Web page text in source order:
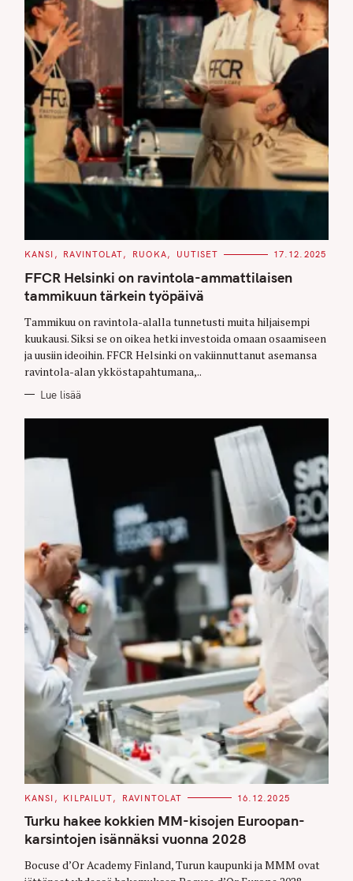
C
T
E
G
O
I
E
S
KANSI RAVINTOLAT RUOKA UUTISET 17.12.2025
FFCR Helsinki on ravintola-ammattilaisen
tammikuun tärkein työpäivä
Tammikuu on ravintola-alalla tunnetusti muita hiljaisempi
kuukausi. Siksi se on oikea hetki investoida omaan osaamiseen
ja uusiin ideoihin. FFCR Helsinki on vakiinnuttanut asemansa
ravintola-alan ykköstapahtumana,..
Lue lisää
C
T
E
G
O
I
KANSI KILPAILUT RAVINTOLAT 16.12.2025
Turku hakee kokkien MM-kisojen Euroopan-
karsintojen isännäksi vuonna 2028
Bocuse d’Or Academy Finland, Turun kaupunki ja MMM ovat